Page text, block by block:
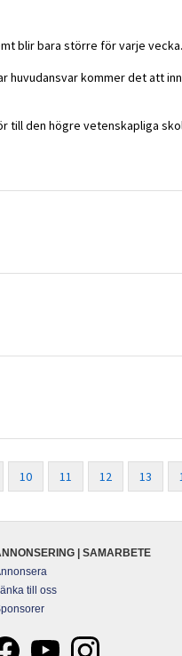
blir bara större för varje vecka.
huvudansvar kommer det att
till den högre vetenskapliga
10 11 12 13
| SAMARBETE
till oss